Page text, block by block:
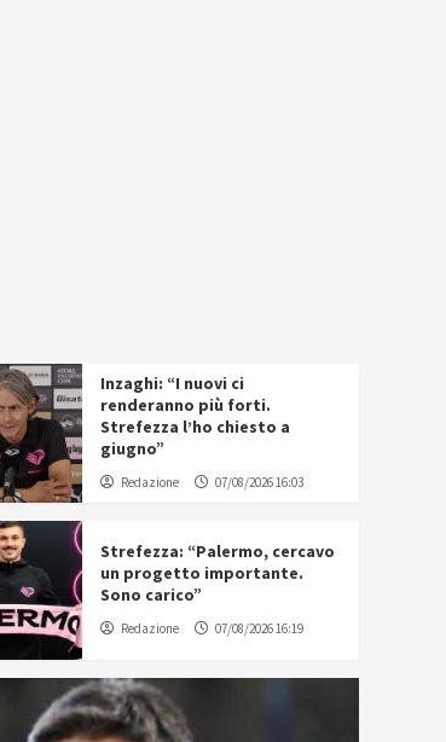
Inzaghi: “I nuovi ci
renderanno più forti.
Strefezza l’ho chiesto a
giugno”
Redazione 07/08/2026 16:03
Strefezza: “Palermo, cercavo
un progetto importante.
Sono carico”
Redazione 07/08/2026 16:19